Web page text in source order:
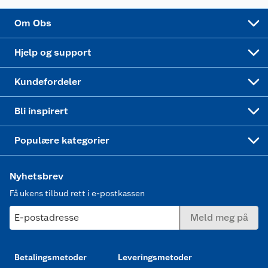
Om Obs
Hjelp og support
Kundefordeler
Bli inspirert
Populære kategorier
Nyhetsbrev
Få ukens tilbud rett i e-postkassen
E-postadresse Meld meg på
Betalingsmetoder Leveringsmetoder